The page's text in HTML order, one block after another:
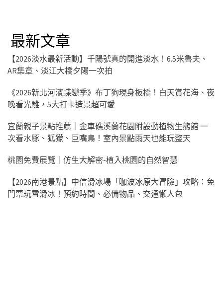
最新文章
【2026淡水最新活動】千陽號真的開進淡水！6.5米魯夫、
AR集章、淡江大橋夕陽一次拍
《2026新北河濱蝶戀季》布丁狗現身板橋！白天賞花海、夜
晚看光雕，5大打卡造景超可愛
宜蘭親子景點推薦｜金車礁溪蘭花園附設動植物生態館 一
次看水豚、狐獴、巨嘴鳥！室內景點雨天也能玩整天
桃園免費展覽｜仿生大解密-植入桃園的自然智慧
【2026南港景點】中信滑冰場「咖波冰原大冒險」攻略：免
門票玩雪滑冰！預約時間、必備物品、交通懶人包